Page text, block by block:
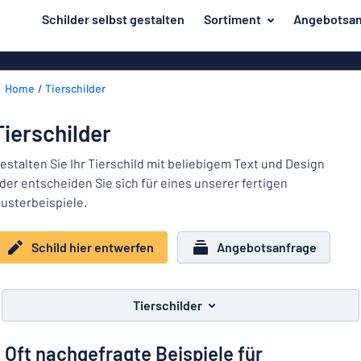
springen
Schilder selbst gestalten Sortiment
Material
Branche
Haus und Heim
Büro und Arbeitsplatz
Aufkleber
Namensschilder
Kennzeichnung
Alle Kategorien anzeigen
Unsere
Bestseller
Herstellung
und
Arbeitsplatz
zum
entwerfen
Home Tierschilder
Sie Ihr Tierschild mit beliebigem Text und Design
entscheiden Sie sich für eines unserer fertigen
Schild hier entwerfen Angebotsanfrage
Tierschilder
Oft nachgefragte Beispiele für